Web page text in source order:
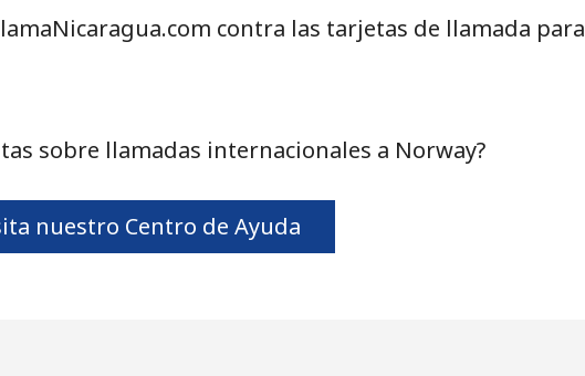
46 min por ⁦$10⁩ -
4 min por ⁦$10⁩
contra las tarjetas de llamada para
sobre llamadas internacionales a Norway?
nuestro Centro de Ayuda